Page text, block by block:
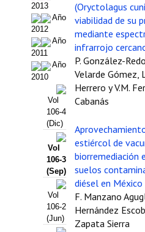
Propuesta Volumen Especial
Sello Calidad FECYT
Premio Prensa Agraria
Buscador de Artículos
JORNADAS AIDA
Presentación Jornadas
Comunicaciones
Jornadas PAM 2026
Premio Jóvenes Investigadores
2013
Año
2012
Año
2011
Año
2010
Vol
106-4
(Dic)
Vol
106-3
(Sep)
Vol
106-2
(Jun)
(Oryctolagus
viabilidad de su
mediante
infrarrojo
P. González-
Velarde Gómez,
Herrero y V.M.
Cabanás
estiércol de
biorremediación
suelos
diésel en México
F. Manzano
Hernández
Zapata Sierra